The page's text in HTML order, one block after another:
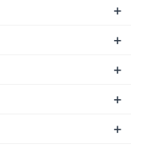
+
+
+
+
+